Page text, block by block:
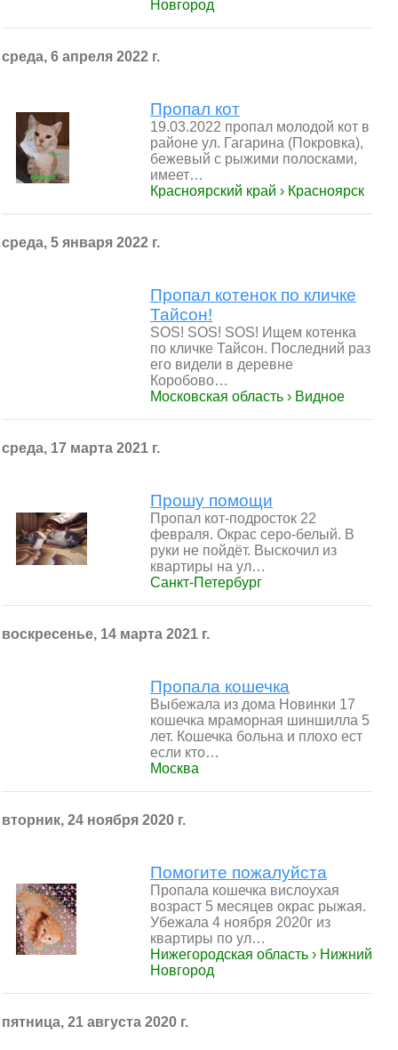
Новгород
среда, 6 апреля 2022 г.
Пропал кот
19.03.2022 пропал молодой кот в
районе ул. Гагарина (Покровка),
бежевый с рыжими полосками,
имеет…
Красноярский край › Красноярск
среда, 5 января 2022 г.
Пропал котенок по кличке
Тайсон!
SOS! SOS! SOS! Ищем котенка
по кличке Тайсон. Последний раз
его видели в деревне
Коробово…
Московская область › Видное
среда, 17 марта 2021 г.
Прошу помощи
Пропал кот-подросток 22
февраля. Окрас серо-белый. В
руки не пойдёт. Выскочил из
квартиры на ул…
Санкт-Петербург
воскресенье, 14 марта 2021 г.
Пропала кошечка
Выбежала из дома Новинки 17
кошечка мраморная шиншилла 5
лет. Кошечка больна и плохо ест
если кто…
Москва
вторник, 24 ноября 2020 г.
Помогите пожалуйста
Пропала кошечка вислоухая
возраст 5 месяцев окрас рыжая.
Убежала 4 ноября 2020г из
квартиры по ул…
Нижегородская область › Нижний
Новгород
пятница, 21 августа 2020 г.